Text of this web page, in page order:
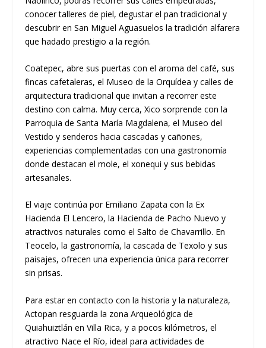
conocer talleres de piel, degustar el pan tradicional y
descubrir en San Miguel Aguasuelos la tradición alfarera
que hadado prestigio a la región.
Coatepec, abre sus puertas con el aroma del café, sus
fincas cafetaleras, el Museo de la Orquídea y calles de
arquitectura tradicional que invitan a recorrer este
destino con calma. Muy cerca, Xico sorprende con la
Parroquia de Santa María Magdalena, el Museo del
Vestido y senderos hacia cascadas y cañones,
experiencias complementadas con una gastronomía
donde destacan el mole, el xonequi y sus bebidas
artesanales.
El viaje continúa por Emiliano Zapata con la Ex
Hacienda El Lencero, la Hacienda de Pacho Nuevo y
atractivos naturales como el Salto de Chavarrillo. En
Teocelo, la gastronomía, la cascada de Texolo y sus
paisajes, ofrecen una experiencia única para recorrer
sin prisas.
Para estar en contacto con la historia y la naturaleza,
Actopan resguarda la zona Arqueológica de
Quiahuiztlán en Villa Rica, y a pocos kilómetros, el
atractivo Nace el Río, ideal para actividades de